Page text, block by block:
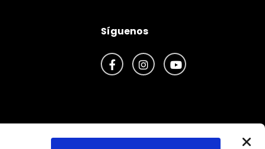
Síguenos
FacebookInstagram
Youtube